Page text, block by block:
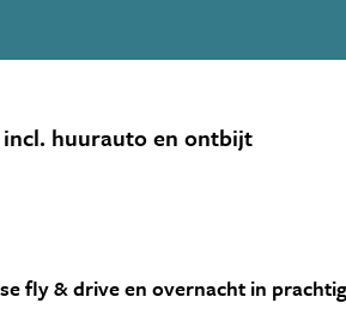
huurauto en ontbijt
fly & drive en overnacht in